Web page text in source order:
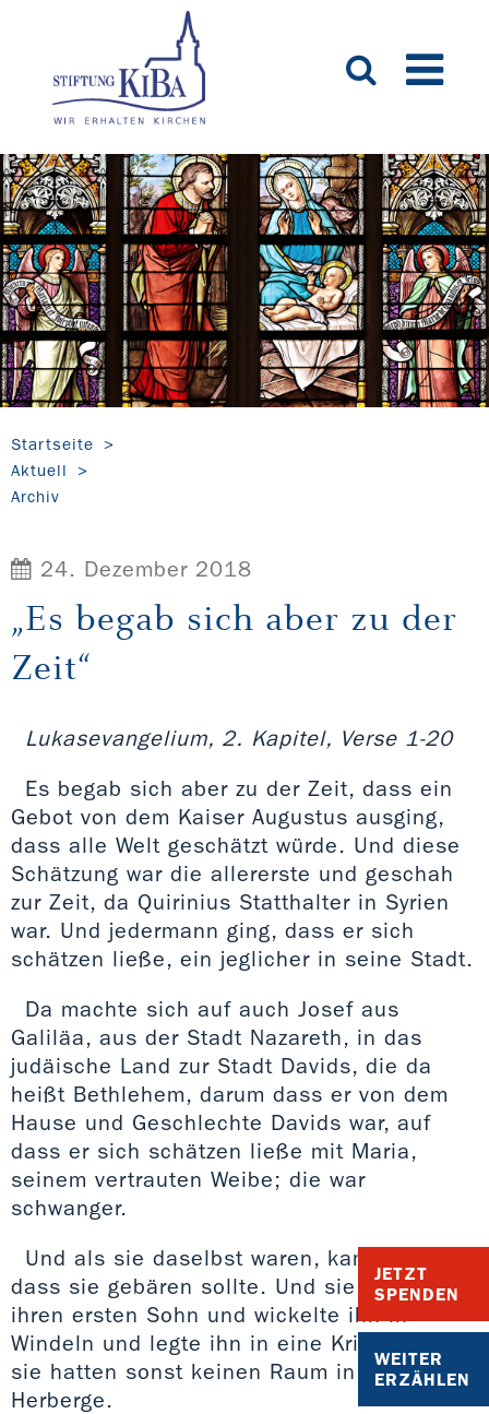
JETZT
SPENDEN
WEITER
ERZÄHLEN
Startseite
Aktuell
Archiv
24. Dezember 2018
„Es begab sich aber zu der
Zeit“
Lukasevangelium, 2. Kapitel, Verse 1-20
Es begab sich aber zu der Zeit, dass ein
Gebot von dem Kaiser Augustus ausging,
dass alle Welt geschätzt würde. Und diese
Schätzung war die allererste und geschah
zur Zeit, da Quirinius Statthalter in Syrien
war. Und jedermann ging, dass er sich
schätzen ließe, ein jeglicher in seine Stadt.
Da machte sich auf auch Josef aus
Galiläa, aus der Stadt Nazareth, in das
judäische Land zur Stadt Davids, die da
heißt Bethlehem, darum dass er von dem
Hause und Geschlechte Davids war, auf
dass er sich schätzen ließe mit Maria,
seinem vertrauten Weibe; die war
schwanger.
Und als sie daselbst waren, kam die Zeit,
dass sie gebären sollte. Und sie gebar
ihren ersten Sohn und wickelte ihn in
Windeln und legte ihn in eine Krippe; denn
sie hatten sonst keinen Raum in der
Herberge.